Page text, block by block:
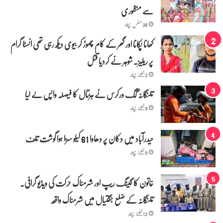
س
ن
ی
سے منظوری
38 منٹس پہلے
کھانا پکانا اور گھر کے کام چھوڑ کر بیوی دیکھ رہی تھی انسٹا گرام
پر ریلیز۔ شوہر نے کردیا قتل
2 گھنٹے پہلے
تلنگانہ گگ ورکرس نے ہڑتال کا فیصلہ واپس لے لیا
9 گھنٹے پہلے
حیدرآباد میں دکان پر دھاوا 61 کیلو سڑا ہوا گوشت تلف
9 گھنٹے پہلے
خاتون کا گینگ ریپ اور شرمناک حرکت کی ویڈیو گرافی۔
تلنگانہ کے ضلع جگتیال میں شرمناک واقعہ
12 گھنٹے پہلے